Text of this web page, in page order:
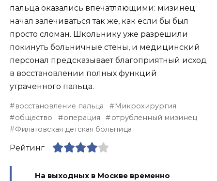
пальца оказались впечатляющими: мизинец
начал залечиваться так же, как если бы был
просто сломан. Школьнику уже разрешили
покинуть больничные стены, и медицинский
персонал предсказывает благоприятный исход
в восстановлении полных функций
утраченного пальца.
восстановление пальца
Микрохирургия
общество
операция
отрубленный мизинец
Филатовская детская больница
Рейтинг
На выходных в Москве временно